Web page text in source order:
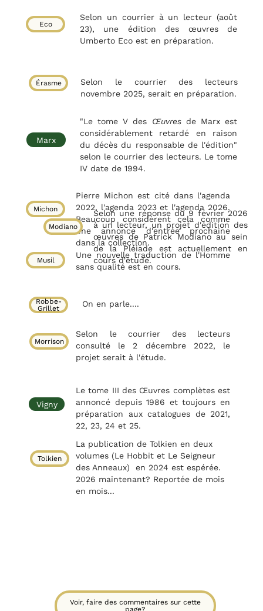
Eco
Selon un courrier à un lecteur (août
23), une édition des œuvres de
Umberto Eco est en préparation.
Érasme
Selon le courrier des lecteurs
novembre 2025, serait en préparation.
"Le tome V des Œuvresde Marx est
considérablement retardé en raison
du décès du responsable de l'édition"
selon le courrier des lecteurs. Le tome
IV date de 1994.
Marx
Pierre Michon est cité dans l'agenda
2022, l'agenda 2023 et l'agenda 2026.
Beaucoup considèrent cela comme
une annonce d'entrée prochaine
dans la collection.
Michon
Selon une réponse du 9 février 2026
à un lecteur, un projet d'édition des
œuvres de Patrick Modiano au sein
de la Pléiade est actuellement en
cours d'étude.
Modiano
Selon le courrier des lecteurs
consulté le 2 décembre 2022, le
projet serait à l'étude.
Morrison
Musil
Une nouvelle traduction de l'Homme
sans qualité est en cours.
On en parle....
Robbe-
Grillet
La publication de Tolkien en deux
volumes (Le Hobbit et Le Seigneur
des Anneaux) en 2024 est espérée.
2026 maintenant? Reportée de mois
en mois...
Tolkien
Le tome III des Œuvres complètes est
annoncé depuis 1986 et toujours en
préparation aux catalogues de 2021,
22, 23, 24 et 25.
Vigny
Voir, faire des commentaires sur cette
page?